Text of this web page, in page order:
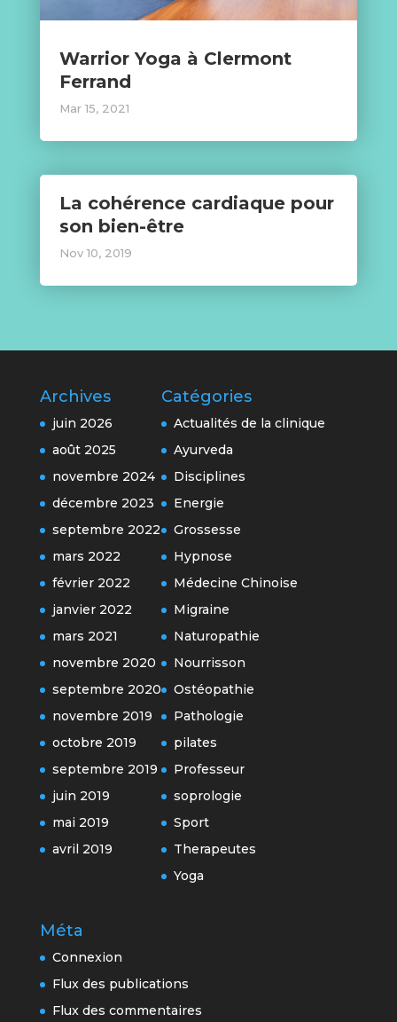
Warrior Yoga à Clermont
Ferrand
Mar 15, 2021
La cohérence cardiaque pour
son bien-être
Nov 10, 2019
Archives
juin 2026
août 2025
novembre 2024
décembre 2023
septembre 2022
mars 2022
février 2022
janvier 2022
mars 2021
novembre 2020
septembre 2020
novembre 2019
octobre 2019
septembre 2019
juin 2019
mai 2019
avril 2019
Catégories
Actualités de la clinique
Ayurveda
Disciplines
Energie
Grossesse
Hypnose
Médecine Chinoise
Migraine
Naturopathie
Nourrisson
Ostéopathie
Pathologie
pilates
Professeur
soprologie
Sport
Therapeutes
Yoga
Méta
Connexion
Flux des publications
Flux des commentaires